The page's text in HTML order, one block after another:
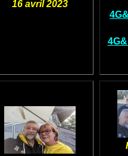
16 avril 2023